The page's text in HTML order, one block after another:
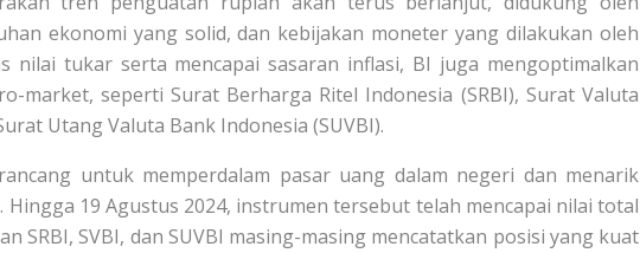
ekonomi yang solid, dan kebijakan moneter yang dilakukan oleh
nilai tukar serta mencapai sasaran inflasi, BI juga mengoptimalkan
market, seperti Surat Berharga Ritel Indonesia (SRBI), Surat Valuta
Utang Valuta Bank Indonesia (SUVBI).
untuk memperdalam pasar uang dalam negeri dan menarik
Hingga 19 Agustus 2024, instrumen tersebut telah mencapai nilai total
SRBI, SVBI, dan SUVBI masing-masing mencatatkan posisi yang kuat